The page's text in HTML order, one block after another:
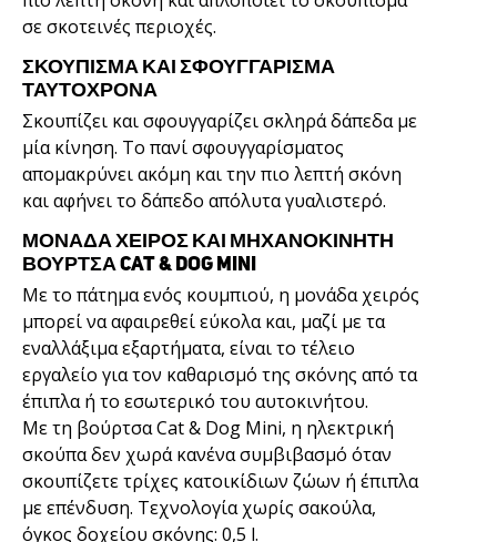
σε σκοτεινές περιοχές.
ΣΚΟΥΠΙΣΜΑ ΚΑΙ ΣΦΟΥΓΓΑΡΙΣΜΑ
ΤΑΥΤΟΧΡΟΝΑ
Σκουπίζει και σφουγγαρίζει σκληρά δάπεδα με
μία κίνηση. Το πανί σφουγγαρίσματος
απομακρύνει ακόμη και την πιο λεπτή σκόνη
και αφήνει το δάπεδο απόλυτα γυαλιστερό.
ΜΟΝΑΔΑ ΧΕΙΡΟΣ ΚΑΙ ΜΗΧΑΝΟΚΊΝΗΤΗ
ΒΟΎΡΤΣΑ CAT & DOG MINI
Με το πάτημα ενός κουμπιού, η μονάδα χειρός
μπορεί να αφαιρεθεί εύκολα και, μαζί με τα
εναλλάξιμα εξαρτήματα, είναι το τέλειο
εργαλείο για τον καθαρισμό της σκόνης από τα
έπιπλα ή το εσωτερικό του αυτοκινήτου.
Με τη βούρτσα Cat & Dog Mini, η ηλεκτρική
σκούπα δεν χωρά κανένα συμβιβασμό όταν
σκουπίζετε τρίχες κατοικίδιων ζώων ή έπιπλα
με επένδυση. Τεχνολογία χωρίς σακούλα,
όγκος δοχείου σκόνης: 0,5 l.